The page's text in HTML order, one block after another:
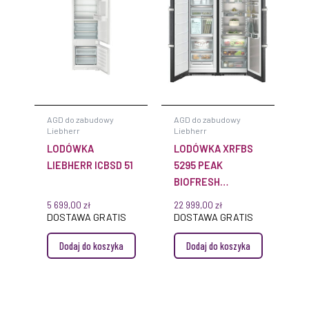
AGD do zabudowy
Liebherr
LODÓWKA
LIEBHERR ICBSD 51
5 699,00 zł
DOSTAWA GRATIS
Dodaj do koszyka
AGD do zabudowy
Liebherr
LODÓWKA XRFBS
5295 PEAK
BIOFRESH
22 999,00 zł
DOSTAWA GRATIS
Dodaj do koszyka